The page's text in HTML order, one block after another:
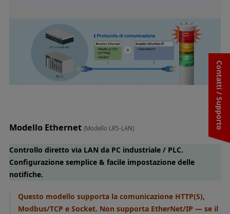
Contatti / Supporto
Modello Ethernet (Modello LR5-LAN)
Controllo diretto via LAN da PC industriale / PLC.
Configurazione semplice & facile impostazione delle
notifiche.
Questo modello supporta la comunicazione HTTP(S),
Modbus/TCP e Socket. Non supporta EtherNet/IP — se il